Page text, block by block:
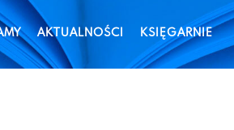
AKTUALNOŚCI KSIĘGARNIE